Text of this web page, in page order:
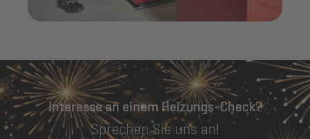
Interesse an einem Heizungs-Check?
Sprechen Sie uns an!